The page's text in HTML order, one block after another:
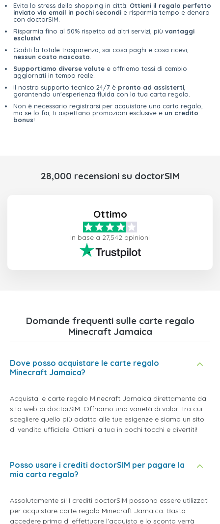
Evita lo stress dello shopping in città. Ottieni il regalo perfetto
inviato via email in pochi secondi e risparmia tempo e denaro
con doctorSIM.
Risparmia fino al 50% rispetto ad altri servizi, più vantaggi
esclusivi
Goditi la totale trasparenza; sai cosa paghi e cosa ricevi,
nessun costo nascosto
Supportiamo diverse valute e offriamo tassi di cambio
aggiornati in tempo reale.
Il nostro supporto tecnico 24/7 è pronto ad assisterti
garantendo un'esperienza fluida con la tua carta regalo.
Non è necessario registrarsi per acquistare una carta regalo,
ma se lo fai, ti aspettano promozioni esclusive e un credito
bonus!
28,000 recensioni su doctorSIM
Ottimo
In base a 27,542 opinioni
Domande frequenti sulle carte regalo
Minecraft Jamaica
Dove posso acquistare le carte regalo
Minecraft Jamaica?
Acquista le carte regalo Minecraft Jamaica direttamente dal
sito web di doctorSIM. Offriamo una varietà di valori tra cui
scegliere quello più adatto alle tue esigenze e siamo un sito
di vendita ufficiale. Ottieni la tua in pochi tocchi e divertiti!
Posso usare i crediti doctorSIM per pagare la
mia carta regalo?
Assolutamente sì! I crediti doctorSIM possono essere utilizzati
per acquistare carte regalo Minecraft Jamaica. Basta
accedere prima di effettuare l'acquisto e lo sconto verrà